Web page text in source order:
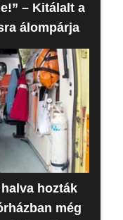
– Kitálalt a
álompárja
hozták
még